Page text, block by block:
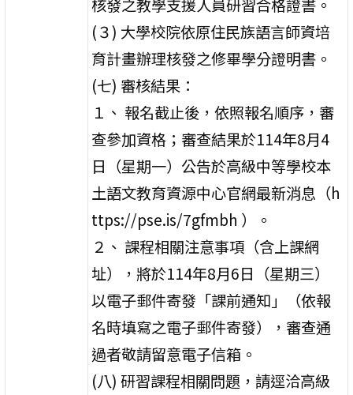
核發之教學支援人員研習合格證書。
(３) 大學校院依原住民族語言師資培
育計畫辦理核發之修畢學分證明書。
(七) 審核結果：
１、 報名截止後，依照報名順序，審
查參加資格；審查結果於114年8月4
日（星期一）公告於高級中等學校本
土語文教育資源中心官網最新消息（h
ttps://pse.is/7gfmbh ）。
２、 課程相關注意事項（含上課網
址），將於114年8月6日（星期三）
以電子郵件寄發「課前通知」（依報
名時填寫之電子郵件寄發），審查通
過者敬請留意電子信箱。
(八) 研習課程相關問題，請逕洽高級